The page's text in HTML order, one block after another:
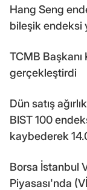
Hang Seng
bileşik endeksi
TCMB
gerçekleştirdi
Dün satış
BIST 100
kaybederek
Borsa İstanbul
Piyasası'nda